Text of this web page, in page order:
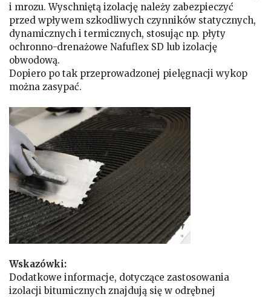
i mrozu. Wyschniętą izolację należy zabezpieczyć
przed wpływem szkodliwych czynników statycznych,
dynamicznych i termicznych, stosując np. płyty
ochronno-drenażowe Nafuflex SD lub izolację
obwodową.
Dopiero po tak przeprowadzonej pielęgnacji wykop
można zasypać.
Wskazówki:
Dodatkowe informacje, dotyczące zastosowania
izolacji bitumicznych znajdują się w odrębnej